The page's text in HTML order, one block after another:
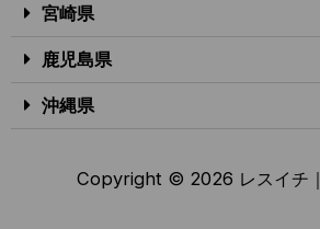
宮崎県
鹿児島県
沖縄県
Copyright © 2026 レスイチ｜